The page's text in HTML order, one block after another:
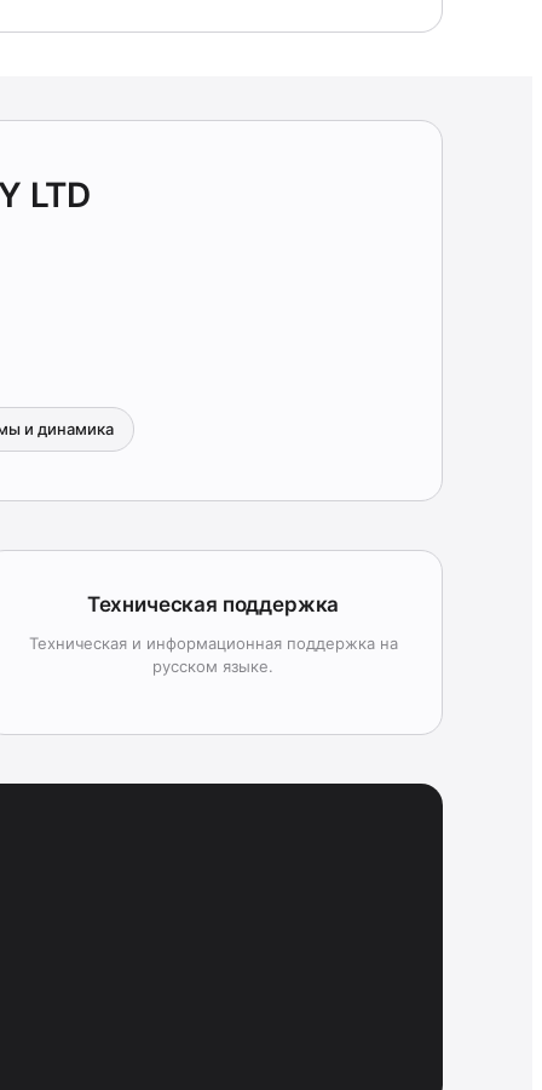
LTD
и динамика
Техническая поддержка
Техническая и информационная поддержка на
русском языке.